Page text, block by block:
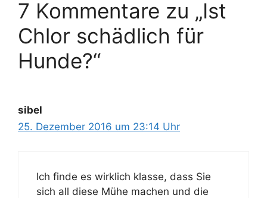
7 Kommentare zu „Ist
Chlor schädlich für
Hunde?“
sibel
25. Dezember 2016 um 23:14 Uhr
Ich finde es wirklich klasse, dass Sie
sich all diese Mühe machen und die